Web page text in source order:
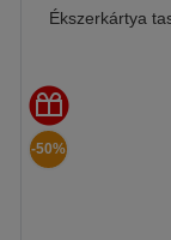
Ékszerkártya
-50%